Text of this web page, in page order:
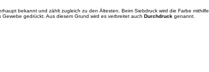
bekannt und zählt zugleich zu den Ältesten. Beim Siebdruck wird die Farbe mithilfe
gedrückt. Aus diesem Grund wird es verbreitet auch Durchdruck genannt.